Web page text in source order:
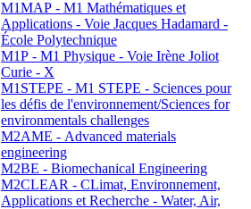
M1MAP - M1 Mathématiques et
Applications - Voie Jacques Hadamard -
École Polytechnique
M1P - M1 Physique - Voie Irène Joliot
Curie - X
M1STEPE - M1 STEPE - Sciences pour
les défis de l'environnement/Sciences for
environmentals challenges
M2AME - Advanced materials
engineering
M2BE - Biomechanical Engineering
M2CLEAR - CLimat, Environnement,
Applications et Recherche - Water, Air,